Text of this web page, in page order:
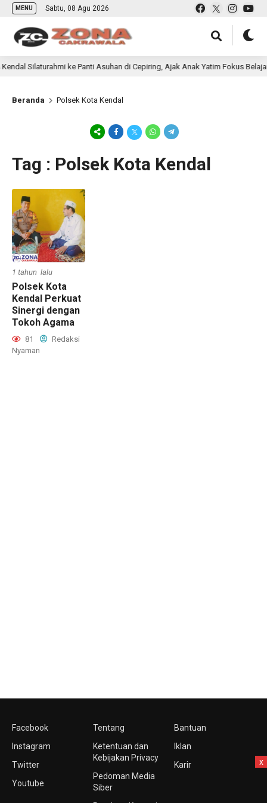
MENU Sabtu, 08 Agu 2026
Silaturahmi ke Panti Asuhan di Cepiring, Ajak Anak Yatim Fokus Belajar
Beranda Polsek Kota Kendal
Tag : Polsek Kota Kendal
1 tahun lalu
Polsek Kota
Kendal Perkuat
Sinergi dengan
Tokoh Agama
81
Redaksi
Nyaman
Facebook
Instagram
Twitter
Youtube
Tentang
Ketentuan dan
Kebijakan Privacy
Pedoman Media
Siber
Bantuan
Iklan
Karir
x